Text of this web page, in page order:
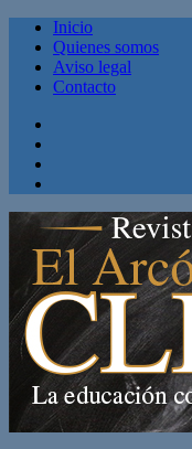
Inicio
Quienes somos
Aviso legal
Contacto